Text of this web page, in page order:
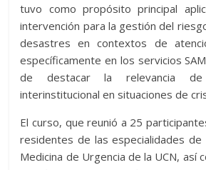
tuvo como propósito principal
intervención para la gestión del
desastres en contextos de
específicamente en los servicios
de destacar la relevancia de
interinstitucional en situaciones de
El curso, que reunió a 25
residentes de las especialidades de
Medicina de Urgencia de la UCN, así